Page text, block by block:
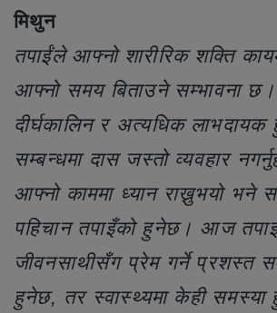
मिथुन
तपाईंले आफ्नो शारीरिक शक्ति
आफ्नो समय बिताउने सम्भावना
दीर्घकालिन र अत्यधिक
सम्बन्धमा दास जस्तो व्यवहार
आफ्नो काममा ध्यान राख्नुभयो भने
पहिचान तपाइँको हुनेछ। आज
जीवनसाथीसँग प्रेम गर्ने प्रशस्त
हुनेछ, तर स्वास्थ्यमा केही